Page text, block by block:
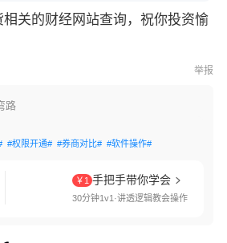
关的财经网站查询，祝你投资愉
举报
路
#权限开通# #券商对比# #软件操作#
￥1 手把手带你学会
30分钟1v1·讲透逻辑教会操作